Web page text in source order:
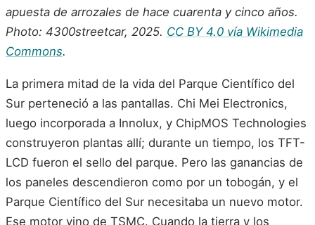
apuesta de arrozales de hace cuarenta y cinco años.
Photo: 4300streetcar, 2025. CC BY 4.0 vía Wikimedia
Commons.
La primera mitad de la vida del Parque Científico del
Sur perteneció a las pantallas. Chi Mei Electronics,
luego incorporada a Innolux, y ChipMOS Technologies
construyeron plantas allí; durante un tiempo, los TFT-
LCD fueron el sello del parque. Pero las ganancias de
los paneles descendieron como por un tobogán, y el
Parque Científico del Sur necesitaba un nuevo motor.
Ese motor vino de TSMC. Cuando la tierra y los